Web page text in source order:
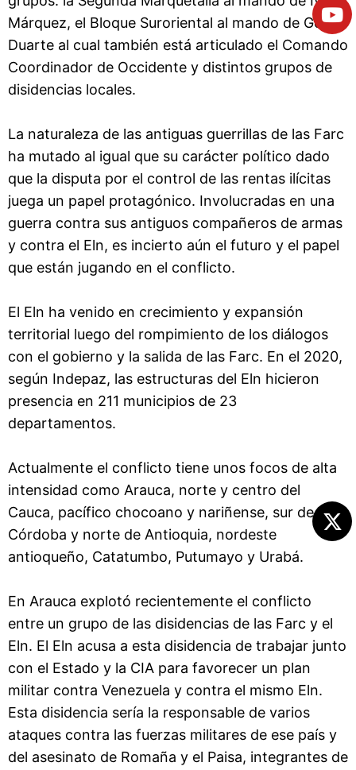
Márquez, el Bloque Suroriental al mando de Gentil
Duarte al cual también está articulado el Comando
Coordinador de Occidente y distintos grupos de
disidencias locales.
La naturaleza de las antiguas guerrillas de las Farc
ha mutado al igual que su carácter político dado
que la disputa por el control de las rentas ilícitas
juega un papel protagónico. Involucradas en una
guerra contra sus antiguos compañeros de armas
y contra el Eln, es incierto aún el futuro y el papel
que están jugando en el conflicto.
El Eln ha venido en crecimiento y expansión
territorial luego del rompimiento de los diálogos
con el gobierno y la salida de las Farc. En el 2020,
según Indepaz, las estructuras del Eln hicieron
presencia en 211 municipios de 23
departamentos.
Actualmente el conflicto tiene unos focos de alta
intensidad como Arauca, norte y centro del
Cauca, pacífico chocoano y nariñense, sur de
Córdoba y norte de Antioquia, nordeste
antioqueño, Catatumbo, Putumayo y Urabá.
En Arauca explotó recientemente el conflicto
entre un grupo de las disidencias de las Farc y el
Eln. El Eln acusa a esta disidencia de trabajar junto
con el Estado y la CIA para favorecer un plan
militar contra Venezuela y contra el mismo Eln.
Esta disidencia sería la responsable de varios
ataques contra las fuerzas militares de ese país y
del asesinato de Romaña y el Paisa, integrantes de